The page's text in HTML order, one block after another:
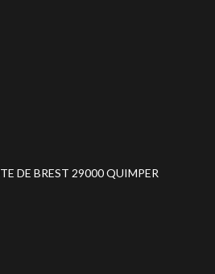
DE BREST 29000 QUIMPER